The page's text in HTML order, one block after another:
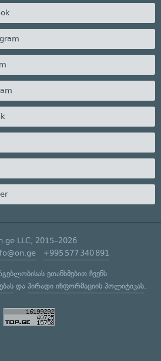
LLC, 2015–2026
+995 577 340 891
ეთანხმებით ჩვენს
და პირადი ინფორმაციის პოლიტიკას.